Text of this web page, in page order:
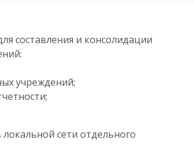
составления и консолидации
учреждений;
сети отдельного